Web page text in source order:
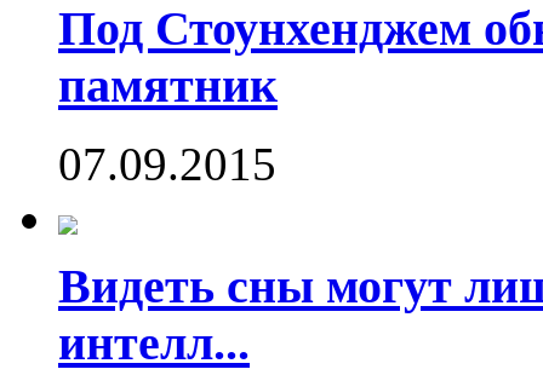
Под Стоунхенджем
памятник
07.09.2015
Видеть сны могут
интелл...